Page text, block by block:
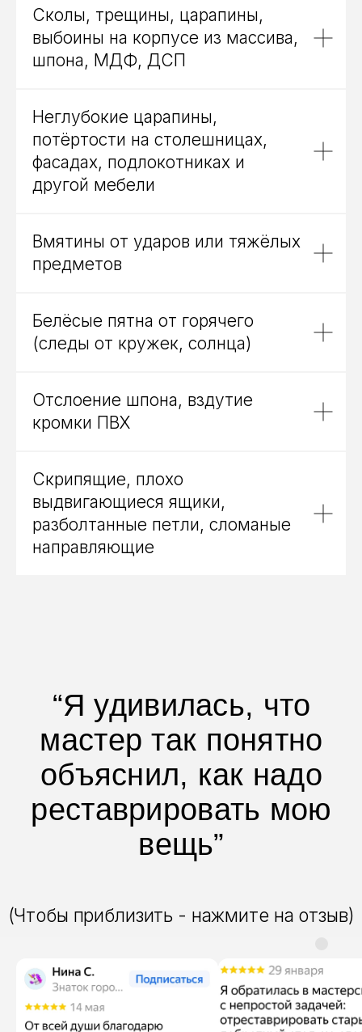
Сколы, трещины, царапины,
выбоины на корпусе из массива,
шпона, МДФ, ДСП
Неглубокие царапины,
потёртости на столешницах,
фасадах, подлокотниках и
другой мебели
Вмятины от ударов или тяжёлых
предметов
Белёсые пятна от горячего
(следы от кружек, солнца)
Отслоение шпона, вздутие
кромки ПВХ
Скрипящие, плохо
выдвигающиеся ящики,
разболтанные петли, сломаные
направляющие
Бережно восстанавливаем мебель,
которую больше не делают и которая
вам дорога
ПОЛНОЕ ПОРТФОЛИО